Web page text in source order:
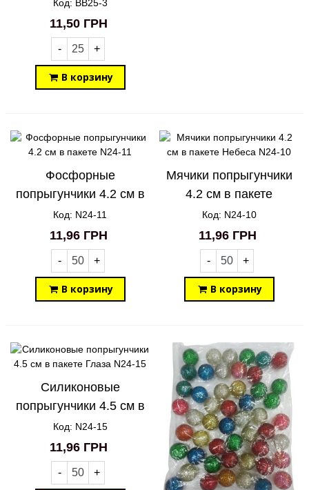
Код: BB25-3
11,50 ГРН
- +
В корзину
Фосфорные
попрыгунчики 4.2 см в
пакете N24-11
Код: N24-11
11,96 ГРН
- +
В корзину
Мячики попрыгунчики
4.2 см в пакете
Небеса N24-10
Код: N24-10
11,96 ГРН
- +
В корзину
Силиконовые
попрыгунчики 4.5 см в
пакете Глаза N24-15
Код: N24-15
11,96 ГРН
- +